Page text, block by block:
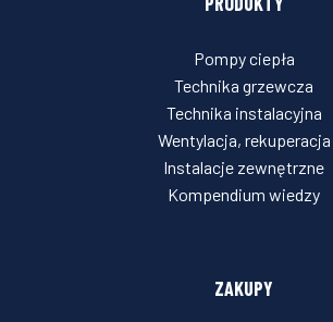
Pompy ciepła
Technika grzewcza
Technika instalacyjna
Wentylacja, rekuperacja
Instalacje zewnętrzne
Kompendium wiedzy
ZAKUPY